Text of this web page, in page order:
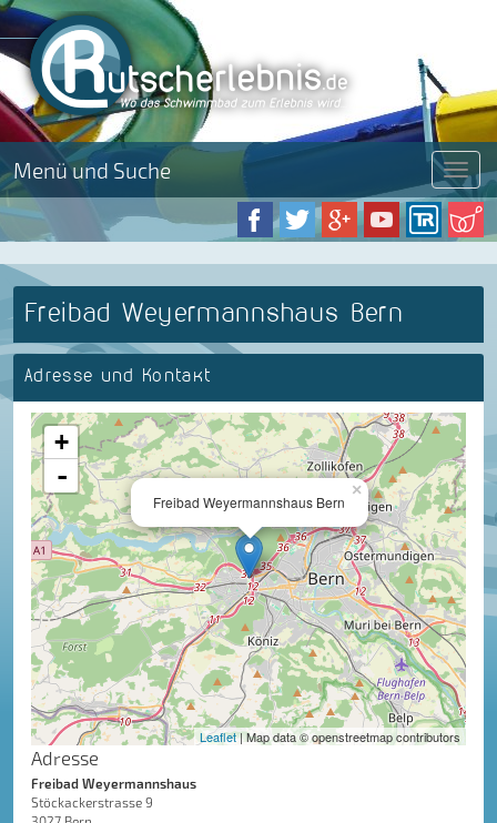
Menü und Suche Menü
Freibad Weyermannshaus Bern
Adresse und Kontakt
×
Freibad Weyermannshaus Bern
+
-
Leaflet| Map data © openstreetmap contributors
Adresse
Freibad Weyermannshaus
Stöckackerstrasse 9